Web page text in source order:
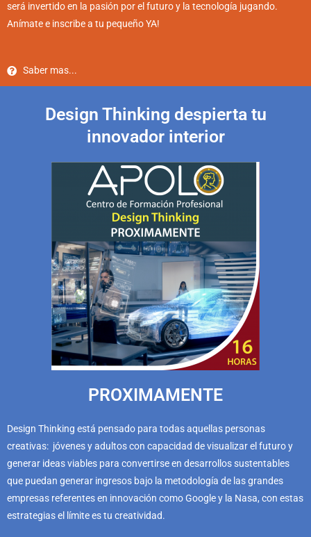
será invertido en la pasión por el futuro y la tecnología jugando.
Anímate e inscribe a tu pequeño YA!
Saber mas...
Design Thinking despierta tu
innovador interior
PROXIMAMENTE
Design Thinking está pensado para todas aquellas personas
creativas: jóvenes y adultos con capacidad de visualizar el futuro y
generar ideas viables para convertirse en desarrollos sustentables
que puedan generar ingresos bajo la metodología de las grandes
empresas referentes en innovación como Google y la Nasa, con estas
estrategias el límite es tu creatividad.